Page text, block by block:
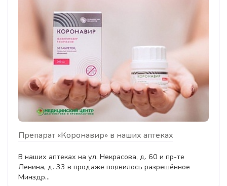
Препарат «Коронавир» в наших аптеках
В наших аптеках на ул. Некрасова, д. 60 и пр-те
Ленина, д. 33 в продаже появилось разрешённое
Минздр...